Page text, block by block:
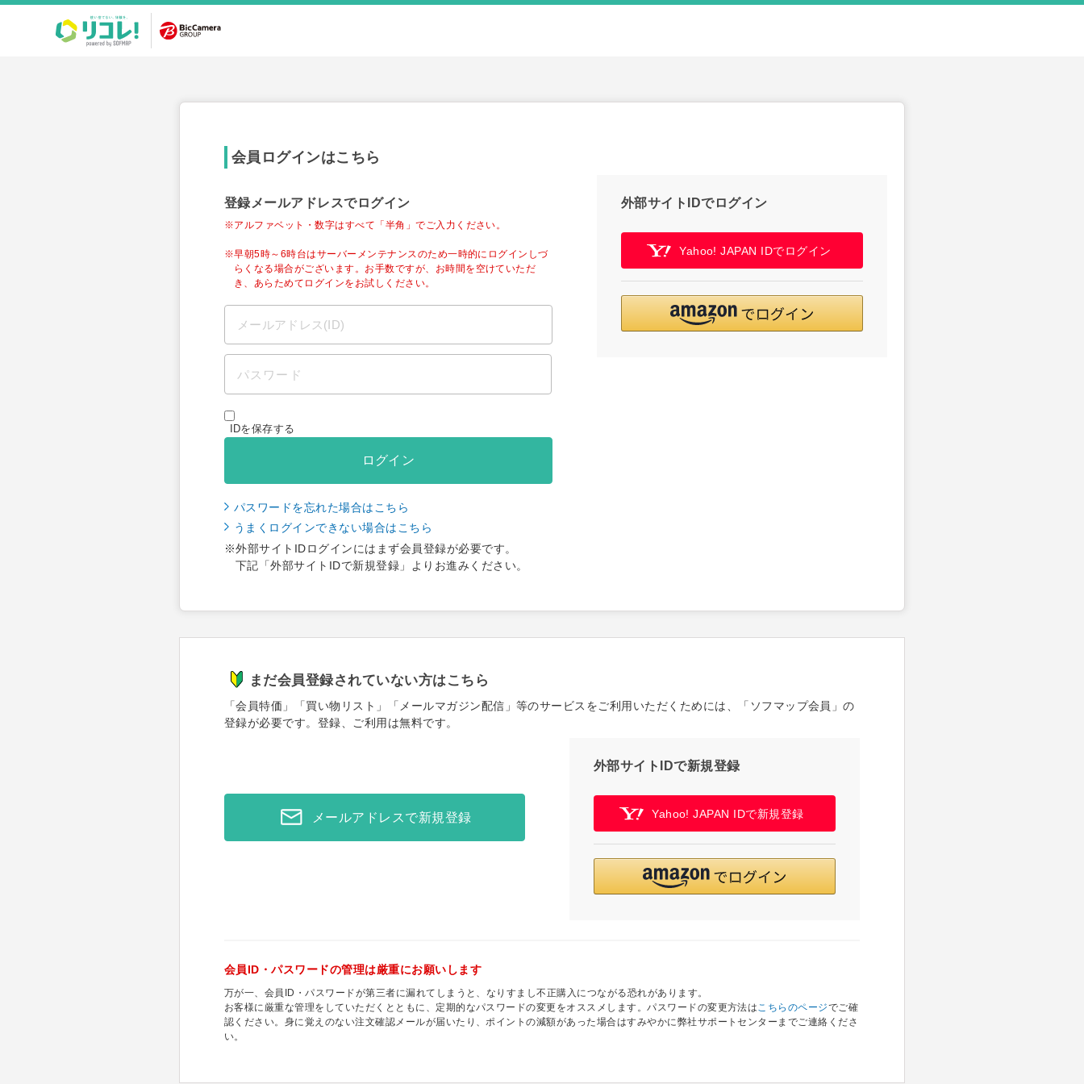
会員ログインはこちら
登録メールアドレスでログイン
※アルファベット・数字はすべて「半角」でご入力ください。
※早朝5時～6時台はサーバーメンテナンスのため一時的にログインしづ
らくなる場合がございます。お手数ですが、お時間を空けていただ
き、あらためてログインをお試しください。
IDを保存する
ログイン
パスワードを忘れた場合はこちら
うまくログインできない場合はこちら
※外部サイトIDログインにはまず会員登録が必要です。
下記「外部サイトIDで新規登録」よりお進みください。
外部サイトIDでログイン
Yahoo! JAPAN IDでログイン
まだ会員登録されていない方はこちら
「会員特価」「買い物リスト」「メールマガジン配信」等のサービスをご利用いただくためには、「ソフマップ会員」の
登録が必要です。登録、ご利用は無料です。
メールアドレスで新規登録
外部サイトIDで新規登録
Yahoo! JAPAN IDで新規登録
会員ID・パスワードの管理は厳重にお願いします
万が一、会員ID・パスワードが第三者に漏れてしまうと、なりすまし不正購入につながる恐れがあります。
お客様に厳重な管理をしていただくとともに、定期的なパスワードの変更をオススメします。パスワードの変更方法はこちらのページでご確
認ください。身に覚えのない注文確認メールが届いたり、ポイントの減額があった場合はすみやかに弊社サポートセンターまでご連絡くださ
い。